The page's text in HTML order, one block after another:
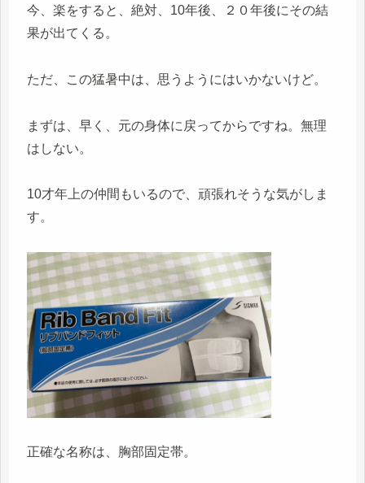
今、楽をすると、絶対、10年後、２０年後にその結
果が出てくる。
ただ、この猛暑中は、思うようにはいかないけど。
まずは、早く、元の身体に戻ってからですね。無理
はしない。
10才年上の仲間もいるので、頑張れそうな気がしま
す。
正確な名称は、胸部固定帯。